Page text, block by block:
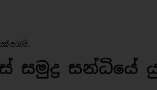
අරඹයි..
සමුද්‍ර සන්ධියේ